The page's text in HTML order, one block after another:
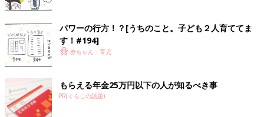
パワーの行方！？[うちのこと。子ども２人育ててま
す！#194]
赤ちゃん・育児
もらえる年金25万円以下の人が知るべき事
PR(くらしの話題)